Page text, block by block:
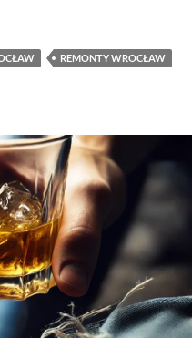
REMONTY WROCŁAW